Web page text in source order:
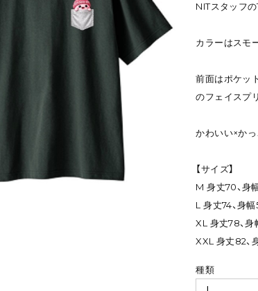
NITスタッフの
カラーはスモ
前面はポケッ
のフェイスプ
かわいい×かっ
【サイズ】
M 身丈70、身
L 身丈74、身
XL 身丈78、身
XXL 身丈82、
種類